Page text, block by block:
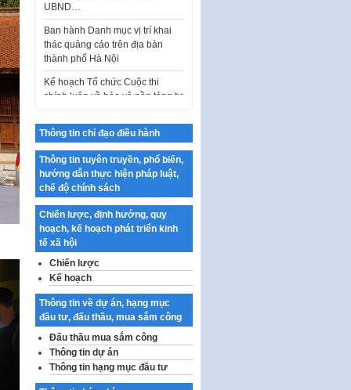
thác quảng cáo trên địa bàn
thành phố Hà Nội
Kế hoạch Tổ chức Cuộc thi
chính luận về bảo vệ nền tảng tư
tưởng của Đảng…
Công bố công khai dự toán kinh
thiện thể chế, chính…
dụng khoa học, công nghệ, đổi
mới sáng tạo và chuyển…
Quy định chi tiết và hướng dẫn
thi hành một số điều của Luật Lý
lịch tư…
Sửa đổi, bổ sung một số nội
dung tại Nghị quyết số 30/NQ-
CP ngày 24 tháng 02…
Ban hành Chương trình hành
động của Chính phủ thực hiện
Nghị quyết số 02-NQ/TW ngày
17…
THÔNG BÁO Tuyển dụng lao
động hợp đồng theo Nghị định
Thông tin chỉ đạo điều hành
Thông tin tuyên truyền, phổ biến,
hướng dẫn thực hiện pháp luật,
chế độ chính sách
Chiến lược, định hướng, quy
hoạch, kế hoạch phát triển kinh
tế xã hội
Chiến lược
Kế hoạch
Thông tin về dự án, hạng mục
đầu tư, đấu thầu, mua sắm công
Đấu thầu mua sắm công
Thông tin dự án
Thông tin hạng mục đầu tư